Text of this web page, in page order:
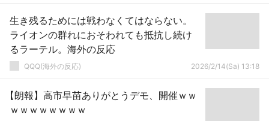
生き残るためには戦わなくてはならない。
ライオンの群れにおそわれても抵抗し続け
るラーテル。海外の反応
QQQ(海外の反応) 2026/2/14(Sa) 13:18
【朗報】高市早苗ありがとうデモ、開催ｗｗ
ｗｗｗｗｗｗｗｗ